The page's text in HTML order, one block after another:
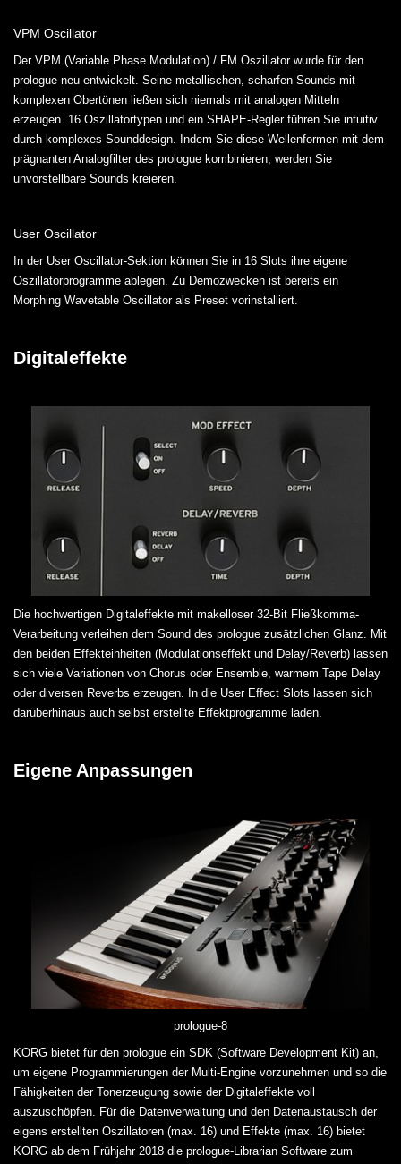
VPM Oscillator
Der VPM (Variable Phase Modulation) / FM Oszillator wurde für den
prologue neu entwickelt. Seine metallischen, scharfen Sounds mit
komplexen Obertönen ließen sich niemals mit analogen Mitteln
erzeugen. 16 Oszillatortypen und ein SHAPE-Regler führen Sie intuitiv
durch komplexes Sounddesign. Indem Sie diese Wellenformen mit dem
prägnanten Analogfilter des prologue kombinieren, werden Sie
unvorstellbare Sounds kreieren.
User Oscillator
In der User Oscillator-Sektion können Sie in 16 Slots ihre eigene
Oszillatorprogramme ablegen. Zu Demozwecken ist bereits ein
Morphing Wavetable Oscillator als Preset vorinstalliert.
Digitaleffekte
Die hochwertigen Digitaleffekte mit makelloser 32-Bit Fließkomma-
Verarbeitung verleihen dem Sound des prologue zusätzlichen Glanz. Mit
den beiden Effekteinheiten (Modulationseffekt und Delay/Reverb) lassen
sich viele Variationen von Chorus oder Ensemble, warmem Tape Delay
oder diversen Reverbs erzeugen. In die User Effect Slots lassen sich
darüberhinaus auch selbst erstellte Effektprogramme laden.
Eigene Anpassungen
prologue-8
KORG bietet für den prologue ein SDK (Software Development Kit) an,
um eigene Programmierungen der Multi-Engine vorzunehmen und so die
Fähigkeiten der Tonerzeugung sowie der Digitaleffekte voll
auszuschöpfen. Für die Datenverwaltung und den Datenaustausch der
eigens erstellten Oszillatoren (max. 16) und Effekte (max. 16) bietet
KORG ab dem Frühjahr 2018 die prologue-Librarian Software zum